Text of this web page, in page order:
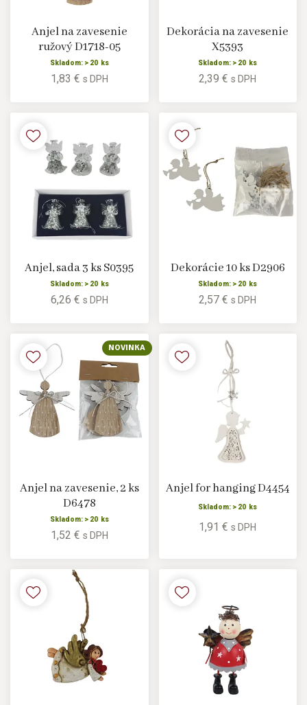
Anjel na zavesenie
ružový D1718-05
Skladom: > 20 ks
1,83 € s DPH
Dekorácia na zavesenie
X5393
Skladom: > 20 ks
2,39 €s DPH
Anjel, sada 3 ks S0395
Skladom: > 20 ks
6,26 € s DPH
Dekorácie 10 ks D2906
Skladom: > 20 ks
2,57 €s DPH
NOVINKA
Anjel na zavesenie, 2 ks
D6478
Skladom: > 20 ks
1,52 € s DPH
Anjel for hanging D4454
Skladom: > 20 ks
1,91 €s DPH